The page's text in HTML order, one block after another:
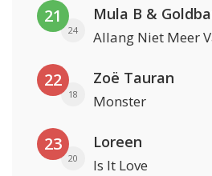
21
24
Mula B &
Allang Niet Meer
22
18
Zoë Tauran
Monster
23
20
Loreen
Is It Love